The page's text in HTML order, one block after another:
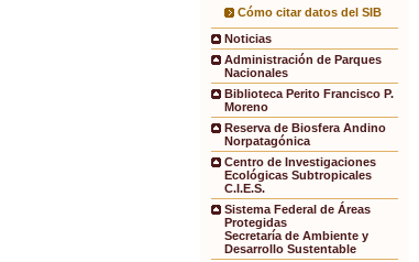
Cómo citar datos del SIB
Noticias
Administración de Parques
Nacionales
Biblioteca Perito Francisco P.
Moreno
Reserva de Biosfera Andino
Norpatagónica
Centro de Investigaciones
Ecológicas Subtropicales
C.I.E.S.
Sistema Federal de Áreas
Protegidas
Secretaría de Ambiente y
Desarrollo Sustentable